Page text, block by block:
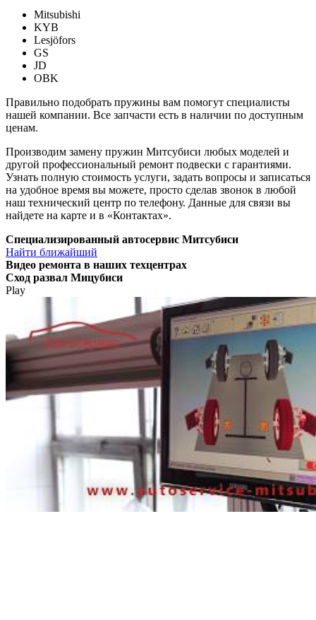
Mitsubishi
KYB
Lesjöfors
GS
JD
OBK
Правильно подобрать пружины вам помогут специалисты
нашей компании. Все запчасти есть в наличии по доступным
ценам.
Производим замену пружин Митсубиси любых моделей и
другой профессиональный ремонт подвески с гарантиями.
Узнать полную стоимость услуги, задать вопросы и записаться
на удобное время вы можете, просто сделав звонок в любой
наш технический центр по телефону. Данные для связи вы
найдете на карте и в «Контактах».
Специализированный автосервис Митсубиси
Найти ближайший
Видео ремонта в наших техцентрах
Сход развал Мицубиси
Play